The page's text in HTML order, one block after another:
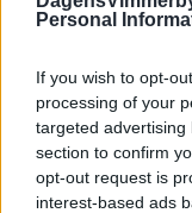
Personal
If you wish to opt-
processing of your
targeted
section to confirm
opt-out request is
interest-based ads